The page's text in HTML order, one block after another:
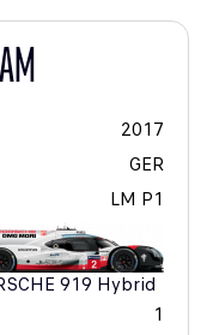
2017
GER
LM P1
919 Hybrid
1